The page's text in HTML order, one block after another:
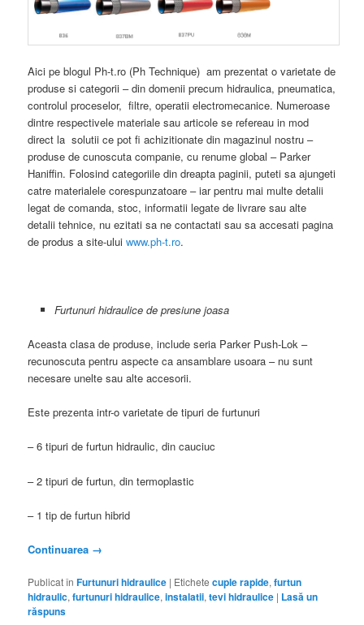
Aici pe blogul Ph-t.ro (Ph Technique) am prezentat o varietate de
produse si categorii – din domenii precum hidraulica, pneumatica,
controlul proceselor, filtre, operatii electromecanice. Numeroase
dintre respectivele materiale sau articole se refereau in mod
direct la solutii ce pot fi achizitionate din magazinul nostru –
produse de cunoscuta companie, cu renume global – Parker
Haniffin. Folosind categoriile din dreapta paginii, puteti sa ajungeti
catre materialele corespunzatoare – iar pentru mai multe detalii
legat de comanda, stoc, informatii legate de livrare sau alte
detalii tehnice, nu ezitati sa ne contactati sau sa accesati pagina
de produs a site-uluiwww.ph-t.ro.
Furtunuri hidraulice de presiune joasa
Aceasta clasa de produse, include seria Parker Push-Lok –
recunoscuta pentru aspecte ca ansamblare usoara – nu sunt
necesare unelte sau alte accesorii.
Este prezenta intr-o varietate de tipuri de furtunuri
– 6 tipuri de furtun hidraulic, din cauciuc
– 2 tipuri de furtun, din termoplastic
– 1 tip de furtun hibrid
Continuarea →
Publicat în Furtunuri hidraulice | Etichete cuple rapide,furtun
hidraulic,furtunuri hidraulice,instalatii,tevi hidraulice | Lasă un
răspuns